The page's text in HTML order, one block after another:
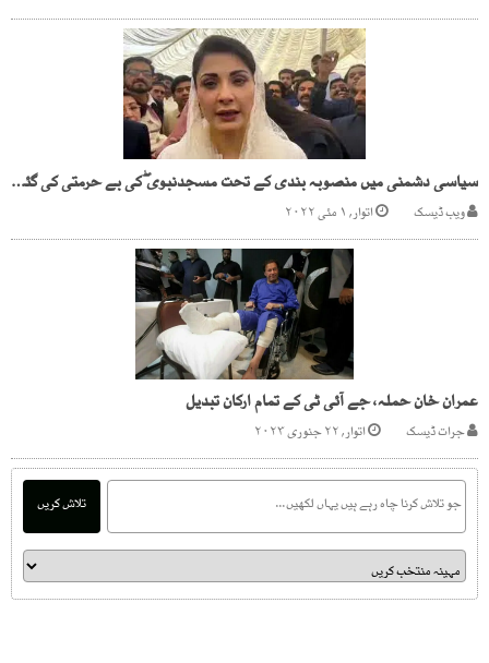
سیاسی دشمنی میں منصوبہ بندی کے تحت مسجدنبوی ۖکی بے حرمتی کی گئی، مریم نواز
ویب ڈیسک اتوار, ۱ مئی ۲۰۲۲
عمران خان حملہ، جے آئی ٹی کے تمام ارکان تبدیل
جرات ڈیسک اتوار, ۲۲ جنوری ۲۰۲۳
تلاش کریں